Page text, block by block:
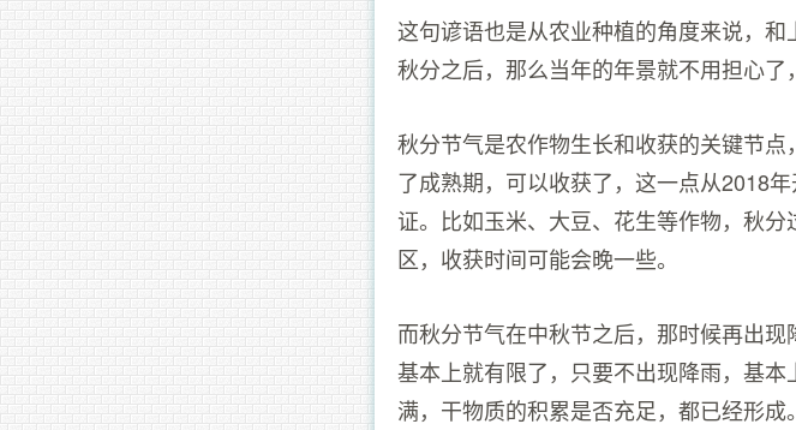
这句谚语也是从农业种植的角度来说，
秋分之后，那么当年的年景就不用担心了
秋分节气是农作物生长和收获的关键节
了成熟期，可以收获了，这一点从2018
证。比如玉米、大豆、花生等作物，秋
区，收获时间可能会晚一些。
而秋分节气在中秋节之后，那时候再出
基本上就有限了，只要不出现降雨，基
满，干物质的积累是否充足，都已经形